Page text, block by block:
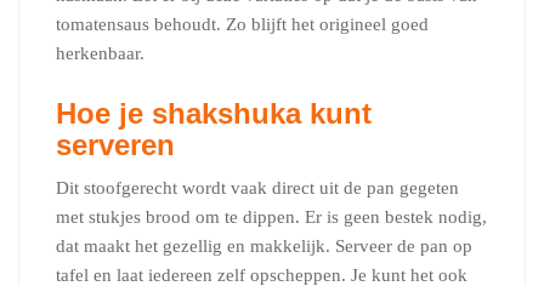
tomatensaus behoudt. Zo blijft het origineel goed
herkenbaar.
Hoe je shakshuka kunt
serveren
Dit stoofgerecht wordt vaak direct uit de pan gegeten
met stukjes brood om te dippen. Er is geen bestek nodig,
dat maakt het gezellig en makkelijk. Serveer de pan op
tafel en laat iedereen zelf opscheppen. Je kunt het ook